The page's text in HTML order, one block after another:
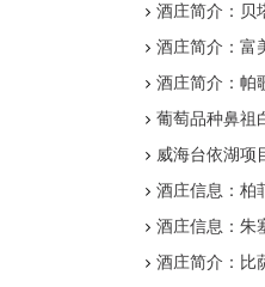
酒庄简介：贝
酒庄简介：富
酒庄简介：帕
葡萄品种鼻祖
威海台依湖项
酒庄信息：柏
酒庄信息：朱
酒庄简介：比